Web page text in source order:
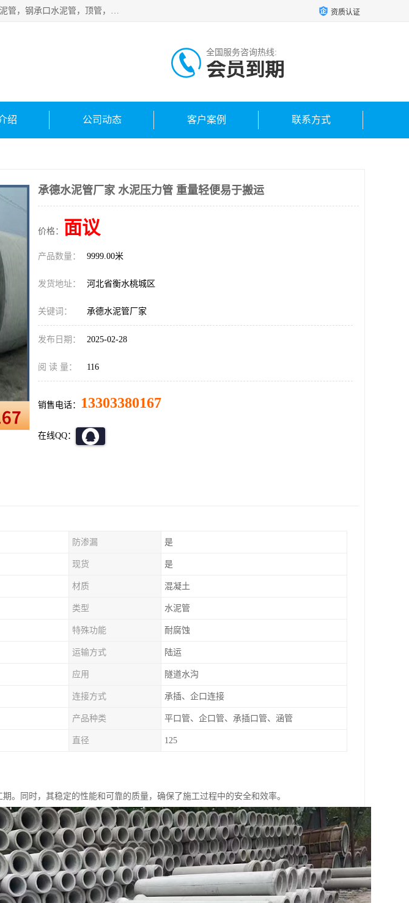
衡水宁瑞建材有限公司批量供应：水泥管、承插口水泥管，混凝土排水管，承插口水泥管，企口水泥管，钢承口水泥管，顶管，平口水泥管，水泥检查井，混凝土检查井，预制混凝土检查井，矩形检查井，圆形检查井等产品。 资质认证
全国服务咨询热线:
会员到期
绍 公司动态 客户案例 联系方式
承德水泥管厂家 水泥压力管 重量轻便易于搬运
价格： 面议
产品数量： 9999.00米
发货地址： 河北省衡水桃城区
关键词： 承德水泥管厂家
发布日期： 2025-02-28
阅 读 量： 116
销售电话： 13303380167
在线QQ：
防渗漏 是
现货 是
材质 混凝土
类型 水泥管
特殊功能 耐腐蚀
运输方式 陆运
应用 隧道水沟
连接方式 承插、企口连接
产品种类 平口管、企口管、承插口管、涵管
直径 125
。同时，其稳定的性能和可靠的质量，确保了施工过程中的安全和效率。